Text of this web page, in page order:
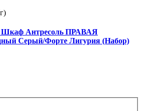
Шкаф Антресоль ПРАВАЯ
Серый/Форте Лигурия (Набор)